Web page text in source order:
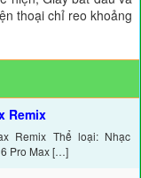
thoại chỉ reo khoảng
Remix
Remix Thể loại: Nhạc
Pro Max […]